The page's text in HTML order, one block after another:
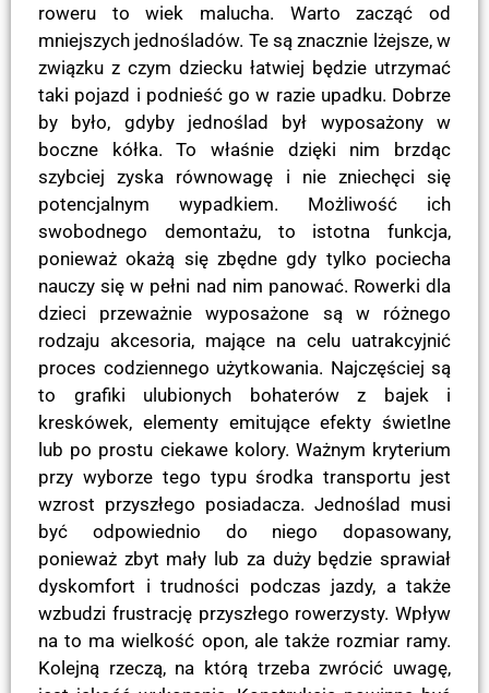
roweru to wiek malucha. Warto zacząć od
mniejszych jednośladów. Te są znacznie lżejsze, w
związku z czym dziecku łatwiej będzie utrzymać
taki pojazd i podnieść go w razie upadku. Dobrze
by było, gdyby jednoślad był wyposażony w
boczne kółka. To właśnie dzięki nim brzdąc
szybciej zyska równowagę i nie zniechęci się
potencjalnym wypadkiem. Możliwość ich
swobodnego demontażu, to istotna funkcja,
ponieważ okażą się zbędne gdy tylko pociecha
nauczy się w pełni nad nim panować. Rowerki dla
dzieci przeważnie wyposażone są w różnego
rodzaju akcesoria, mające na celu uatrakcyjnić
proces codziennego użytkowania. Najczęściej są
to grafiki ulubionych bohaterów z bajek i
kreskówek, elementy emitujące efekty świetlne
lub po prostu ciekawe kolory. Ważnym kryterium
przy wyborze tego typu środka transportu jest
wzrost przyszłego posiadacza. Jednoślad musi
być odpowiednio do niego dopasowany,
ponieważ zbyt mały lub za duży będzie sprawiał
dyskomfort i trudności podczas jazdy, a także
wzbudzi frustrację przyszłego rowerzysty. Wpływ
na to ma wielkość opon, ale także rozmiar ramy.
Kolejną rzeczą, na którą trzeba zwrócić uwagę,